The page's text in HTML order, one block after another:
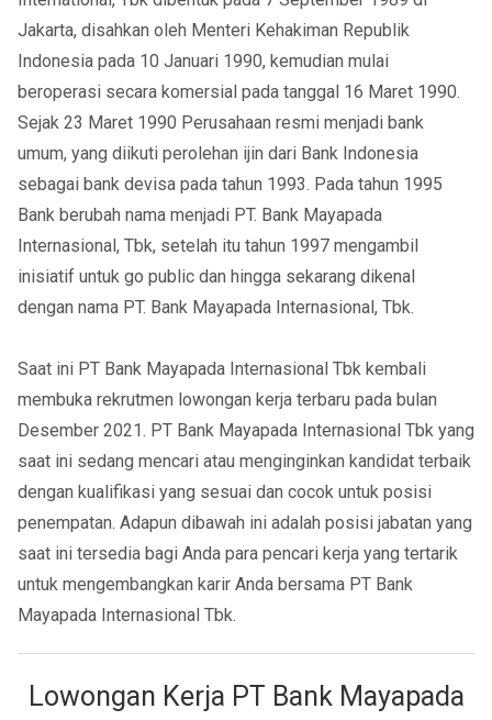
Jakarta, disahkan oleh Menteri Kehakiman Republik
Indonesia pada 10 Januari 1990, kemudian mulai
beroperasi secara komersial pada tanggal 16 Maret 1990.
Sejak 23 Maret 1990 Perusahaan resmi menjadi bank
umum, yang diikuti perolehan ijin dari Bank Indonesia
sebagai bank devisa pada tahun 1993. Pada tahun 1995
Bank berubah nama menjadi PT. Bank Mayapada
Internasional, Tbk, setelah itu tahun 1997 mengambil
inisiatif untuk go public dan hingga sekarang dikenal
dengan nama PT. Bank Mayapada Internasional, Tbk.
Saat ini PT Bank Mayapada Internasional Tbk kembali
membuka rekrutmen lowongan kerja terbaru pada bulan
Desember 2021. PT Bank Mayapada Internasional Tbk yang
saat ini sedang mencari atau menginginkan kandidat terbaik
dengan kualifikasi yang sesuai dan cocok untuk posisi
penempatan. Adapun dibawah ini adalah posisi jabatan yang
saat ini tersedia bagi Anda para pencari kerja yang tertarik
untuk mengembangkan karir Anda bersama PT Bank
Mayapada Internasional Tbk.
Lowongan Kerja PT Bank Mayapada